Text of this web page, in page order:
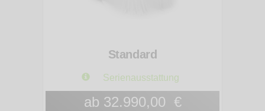
Standard
Serienausstattung
ab 32.990,00 €